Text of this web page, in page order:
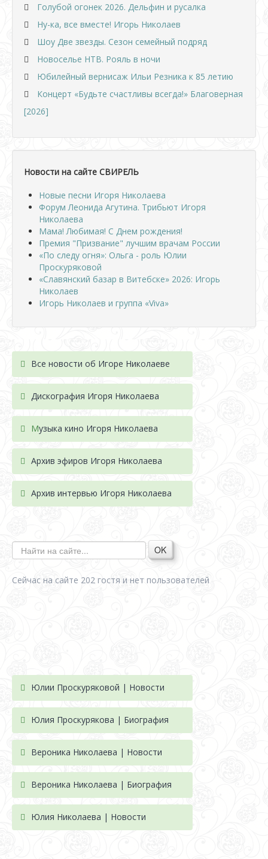
Голубой огонек 2026. Дельфин и русалка
Ну-ка, все вместе! Игорь Николаев
Шоу Две звезды. Сезон семейный подряд
Новоселье НТВ. Рояль в ночи
Юбилейный вернисаж Ильи Резника к 85 летию
Концерт «Будьте счастливы всегда!» Благоверная
[2026]
Новости на сайте СВИРЕЛЬ
Новые песни Игоря Николаева
Форум Леонида Агутина. Трибьют Игоря
Николаева
Мама! Любимая! С Днем рождения!
Премия "Призвание" лучшим врачам России
«По следу огня»: Ольга - роль Юлии
Проскуряковой
«Славянский базар в Витебске» 2026: Игорь
Николаев
Игорь Николаев и группа «Viva»
Все новости об Игоре Николаеве
Дискография Игоря Николаева
Музыка кино Игоря Николаева
Архив эфиров Игоря Николаева
Архив интервью Игоря Николаева
OK
Сейчас на сайте 202 гостя и нет пользователей
Юлии Проскуряковой | Новости
Юлия Проскурякова | Биография
Вероника Николаева | Новости
Вероника Николаева | Биография
Юлия Николаева | Новости